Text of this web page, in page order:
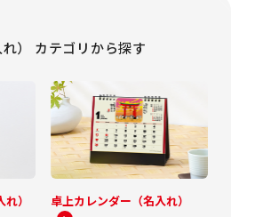
） カテゴリから探す
） 卓上カレンダー（名入れ）